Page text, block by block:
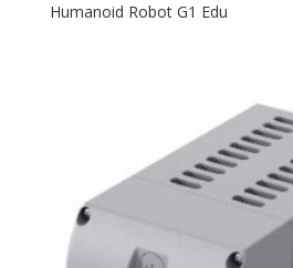
Humanoid Robot G1 Edu